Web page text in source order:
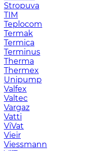
Stropuva
TIM
Teplocom
Termak
Termica
Terminus
Therma
Thermex
Unipump
Valfex
Valtec
Vargaz
Vatti
ViVat
Vieir
Viessmann